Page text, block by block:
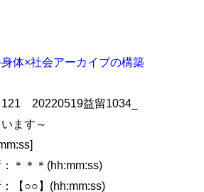
体×社会アーカイブの構築
20220519益留1034_
ます～
＊＊＊(hh:mm:ss)
【○○】(hh:mm:ss)